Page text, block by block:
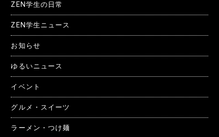
ZEN学生の日常
ZEN学生ニュース
お知らせ
ゆるいニュース
イベント
グルメ・スイーツ
ラーメン・つけ麺